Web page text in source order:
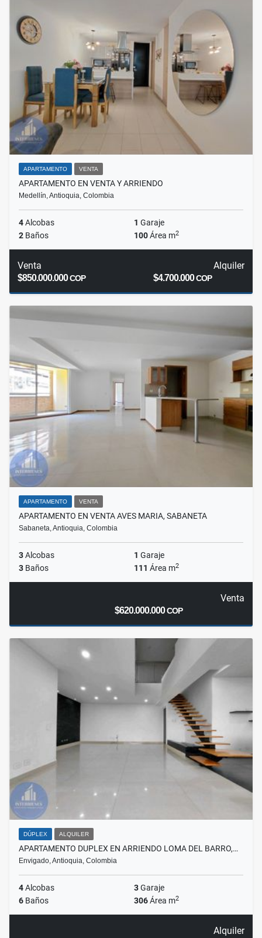
APARTAMENTO VENTA
APARTAMENTO EN VENTA Y ARRIENDO
Medellín, Antioquia, Colombia
4Alcobas 1 Garaje
2 Baños 100Área m2
Venta
$850.000.000COP
Alquiler
$4.700.000COP
APARTAMENTO VENTA
APARTAMENTO EN VENTA AVES MARIA, SABANETA
Sabaneta, Antioquia, Colombia
3Alcobas 1 Garaje
3 Baños 111 Área m2
Venta
$620.000.000COP
DÚPLEX ALQUILER
APARTAMENTO DUPLEX EN ARRIENDO LOMA DEL BARRO,…
Envigado, Antioquia, Colombia
4Alcobas 3Garaje
6 Baños 306Área m2
Alquiler